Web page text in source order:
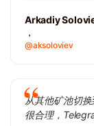
Arkadiy
，
@aksoloviev
从其他矿池切
很合理，